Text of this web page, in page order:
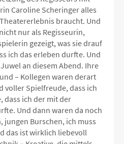
Caroline Scheringer alles
braucht. Und
nur als Regisseurin,
gezeigt, was sie drauf
ich das erleben durfte. Und
an diesem Abend. Ihre
– Kollegen waren derart
voller Spielfreude, dass ich
ich der mit der
Und dann waren da noch
jungen Burschen, ich muss
das ist wirklich liebevoll